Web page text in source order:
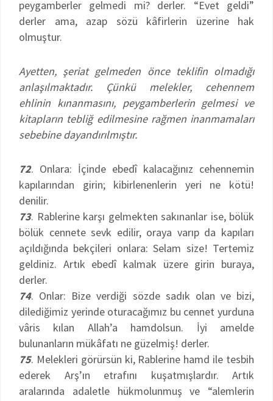
peygamberler gelmedi mi? derler. “Evet geldi”
derler ama, azap sözü kâfirlerin üzerine hak
olmuştur.
Ayetten, şeriat gelmeden önce teklifin olmadığı
anlaşılmaktadır. Çünkü melekler, cehennem
ehlinin kınanmasını, peygamberlerin gelmesi ve
kitapların tebliğ edilmesine rağmen inanmamaları
sebebine dayandırılmıştır.
72. Onlara: İçinde ebedî kalacağınız cehennemin
kapılarından girin; kibirlenenlerin yeri ne kötü!
denilir.
73. Rablerine karşı gelmekten sakınanlar ise, bölük
bölük cennete sevk edilir, oraya varıp da kapıları
açıldığında bekçileri onlara: Selam size! Tertemiz
geldiniz. Artık ebedî kalmak üzere girin buraya,
derler.
74. Onlar: Bize verdiği sözde sadık olan ve bizi,
dilediğimiz yerinde oturacağımız bu cennet yurduna
vâris kılan Allah’a hamdolsun. İyi amelde
bulunanların mükâfatı ne güzelmiş! derler.
75. Melekleri görürsün ki, Rablerine hamd ile tesbih
ederek Arş’ın etrafını kuşatmışlardır. Artık
aralarında adaletle hükmolunmuş ve “alemlerin